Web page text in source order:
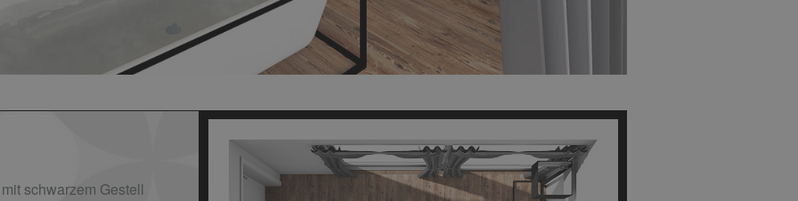
schwarzem Gestell